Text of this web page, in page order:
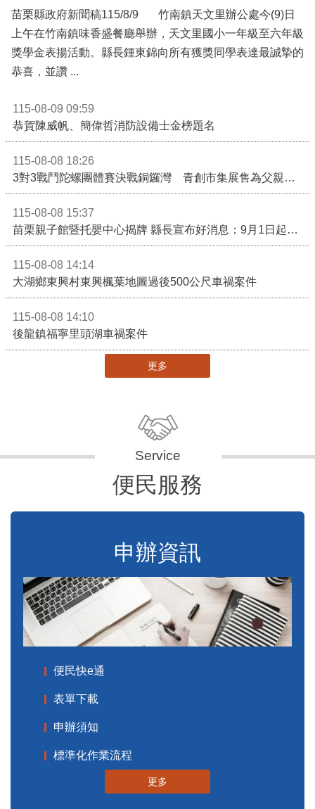
苗栗縣政府新聞稿115/8/9 竹南鎮天文里辦公處今(9)日
上午在竹南鎮味香盛餐廳舉辦，天文里國小一年級至六年級
獎學金表揚活動。縣長鍾東錦向所有獲獎同學表達最誠摯的
恭喜，並讚 ...
115-08-09 09:59
恭賀陳威帆、簡偉哲消防設備士金榜題名
115-08-08 18:26
3對3戰鬥陀螺團體賽決戰銅鑼灣 青創市集展售為父親節增添繽紛
115-08-08 15:37
苗栗親子館暨托嬰中心揭牌 縣長宣布好消息：9月1日起調降臨時托嬰費用
115-08-08 14:14
大湖鄉東興村東興楓葉地圖過後500公尺車禍案件
115-08-08 14:10
後龍鎮福寧里頭湖車禍案件
更多
便民服務
申辦資訊
便民快e通
表單下載
申辦須知
標準化作業流程
更多